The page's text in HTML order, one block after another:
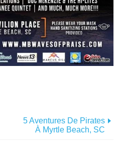
5 Aventures De Pirates
À Myrtle Beach, SC